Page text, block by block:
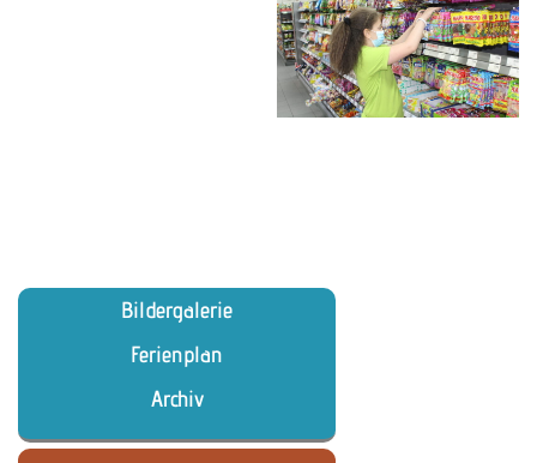
Bildergalerie
Ferienplan
Archiv